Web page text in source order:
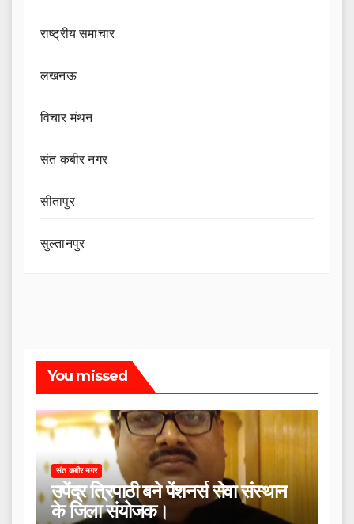
राष्ट्रीय समाचार
लखनऊ
विचार मंथन
संत कबीर नगर
सीतापुर
सुल्तानपुर
You missed
संत कबीर नगर
उपेंद्र त्रिपाठी बने पेंशनर्स सेवा संस्थान
के जिला संयोजक।